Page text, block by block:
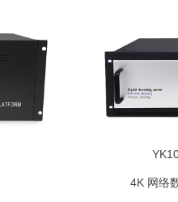
4K 网络